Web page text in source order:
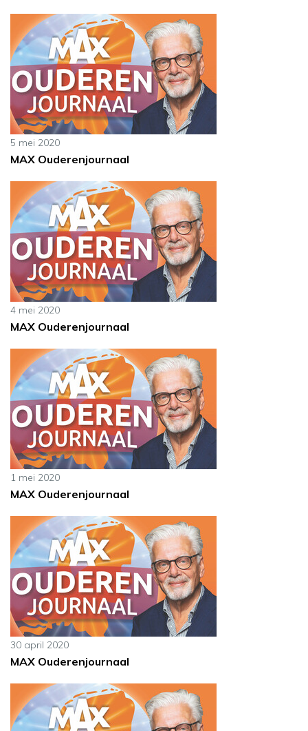
5 mei 2020
MAX Ouderenjournaal
4 mei 2020
MAX Ouderenjournaal
1 mei 2020
MAX Ouderenjournaal
30 april 2020
MAX Ouderenjournaal